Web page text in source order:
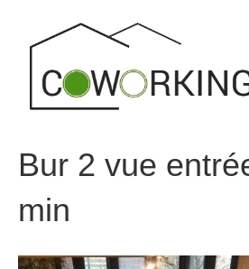
Bur 2 vue
min